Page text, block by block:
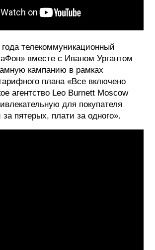
телекоммуникационный
вместе с Иваном Ургантом
кампанию в рамках
плана «Все включено
агентство Leo Burnett Moscow
для покупателя
пятерых, плати за одного».